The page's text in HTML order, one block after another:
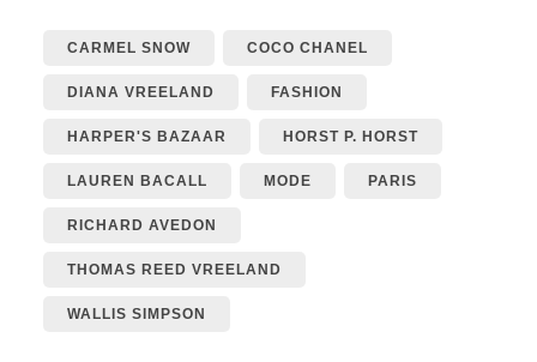
CARMEL SNOW COCO CHANEL
DIANA VREELAND FASHION
HARPER'S BAZAAR HORST P. HORST
LAUREN BACALL MODE PARIS
RICHARD AVEDON
THOMAS REED VREELAND
WALLIS SIMPSON